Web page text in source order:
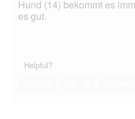
Hund (14) bekommt es
es gut.
Helpful?